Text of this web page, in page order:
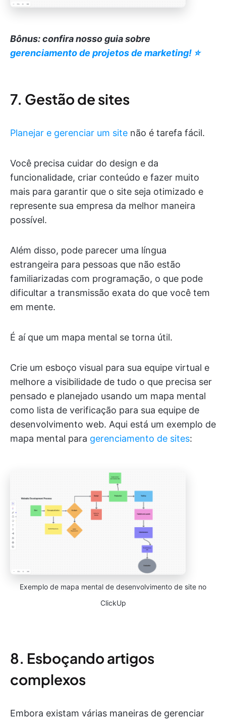
Bônus: confira nosso guia sobre
gerenciamento de projetos de marketing! ⭐️
7. Gestão de sites
Planejar e gerenciar um site não é tarefa fácil.
Você precisa cuidar do design e da
funcionalidade, criar conteúdo e fazer muito
mais para garantir que o site seja otimizado e
represente sua empresa da melhor maneira
possível.
Além disso, pode parecer uma língua
estrangeira para pessoas que não estão
familiarizadas com programação, o que pode
dificultar a transmissão exata do que você tem
em mente.
É aí que um mapa mental se torna útil.
Crie um esboço visual para sua equipe virtual e
melhore a visibilidade de tudo o que precisa ser
pensado e planejado usando um mapa mental
como lista de verificação para sua equipe de
desenvolvimento web. Aqui está um exemplo de
mapa mental para gerenciamento de sites:
Exemplo de mapa mental de desenvolvimento de site no
ClickUp
8. Esboçando artigos
complexos
Embora existam várias maneiras de gerenciar